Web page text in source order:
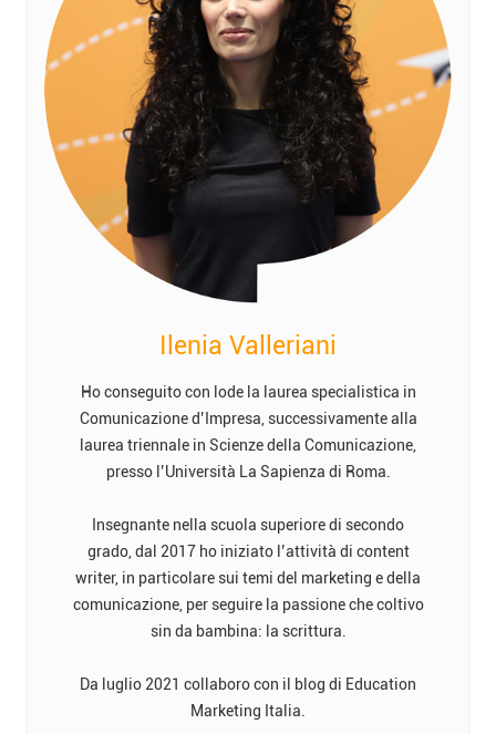
Ilenia Valleriani
Ho conseguito con lode la laurea specialistica in
Comunicazione d’Impresa, successivamente alla
laurea triennale in Scienze della Comunicazione,
presso l’Università La Sapienza di Roma.
Insegnante nella scuola superiore di secondo
grado, dal 2017 ho iniziato l’attività di content
writer, in particolare sui temi del marketing e della
comunicazione, per seguire la passione che coltivo
sin da bambina: la scrittura.
Da luglio 2021 collaboro con il blog di Education
Marketing Italia.